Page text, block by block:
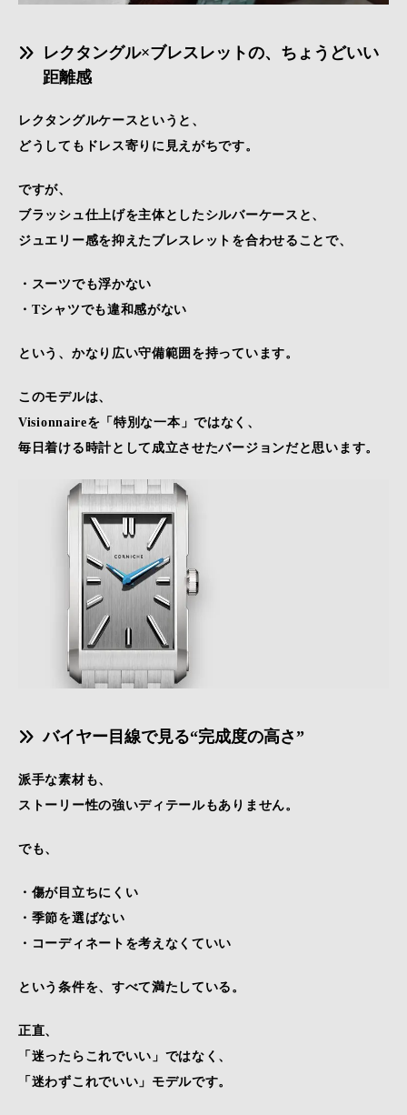
レクタングル×ブレスレットの、ちょうどいい
距離感
レクタングルケースというと、
どうしてもドレス寄りに見えがちです。
ですが、
ブラッシュ仕上げを主体としたシルバーケースと、
ジュエリー感を抑えたブレスレットを合わせることで、
・スーツでも浮かない
・Tシャツでも違和感がない
という、かなり広い守備範囲を持っています。
このモデルは、
Visionnaireを「特別な一本」ではなく、
毎日着ける時計として成立させたバージョンだと思います。
バイヤー目線で見る“完成度の高さ”
派手な素材も、
ストーリー性の強いディテールもありません。
でも、
・傷が目立ちにくい
・季節を選ばない
・コーディネートを考えなくていい
という条件を、すべて満たしている。
正直、
「迷ったらこれでいい」ではなく、
「迷わずこれでいい」モデルです。